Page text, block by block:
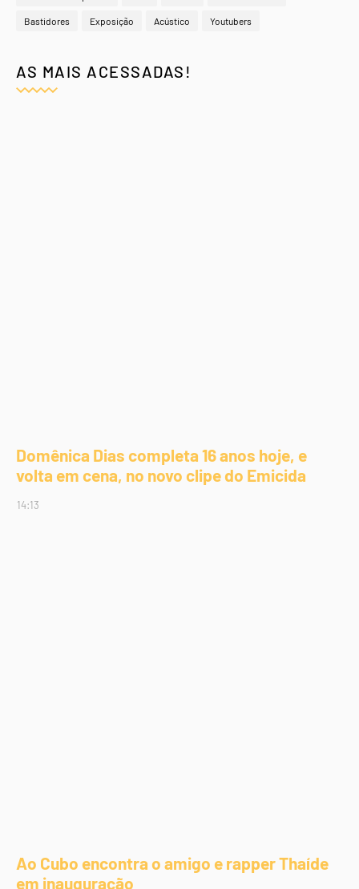
Bastidores Exposição Acústico Youtubers
AS MAIS ACESSADAS!
Domênica Dias completa 16 anos hoje, e
volta em cena, no novo clipe do Emicida
14:13
Ao Cubo encontra o amigo e rapper Thaíde
em inauguração